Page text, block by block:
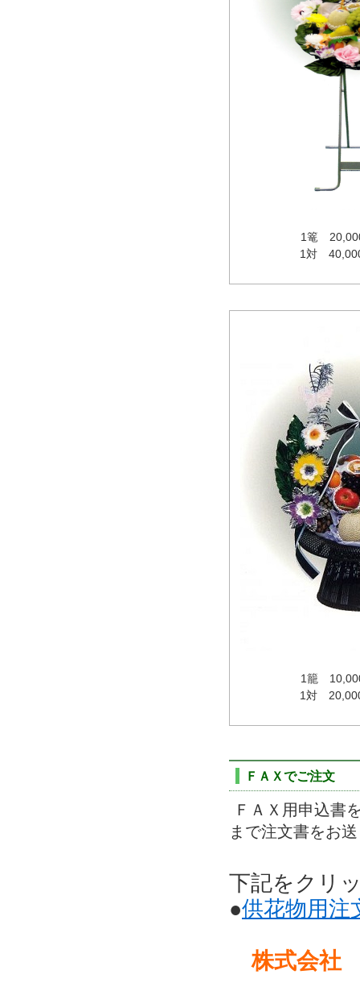
1篭
1対
1籠
1対
ＦＡＸでご注文
ＦＡＸ用申込書
まで注文書をお
下記をクリ
●供花物用注
株式会社